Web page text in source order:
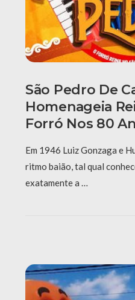
São Pedro De
Homenageia
Forró Nos 80
Em 1946 Luiz Gonzaga e
ritmo baião, tal qual
exatamente a …